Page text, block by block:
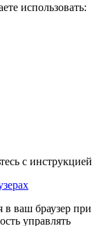
использовать:
с инструкцией
в ваш браузер при
управлять